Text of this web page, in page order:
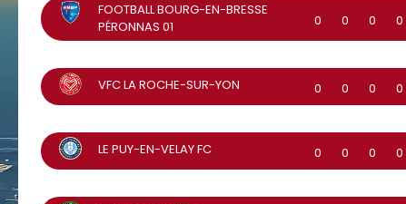
FOOTBALL BOURG-EN-BRESSE
PÉRONNAS 01
0 0 0 0
VFC LA ROCHE-SUR-YON 0 0 0 0
LE PUY-EN-VELAY FC 0 0 0 0